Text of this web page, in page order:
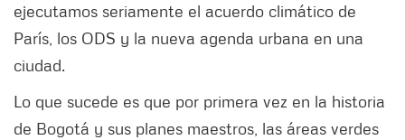
ejecutamos seriamente el acuerdo climático de
París, los ODS y la nueva agenda urbana en una
ciudad.
Lo que sucede es que por primera vez en la historia
de Bogotá y sus planes maestros, las áreas verdes